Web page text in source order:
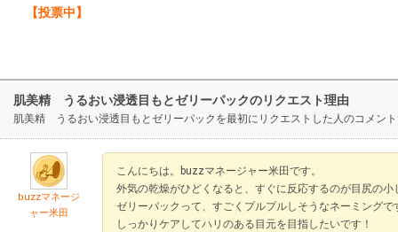
【投票中】
肌美精 うるおい浸透目もとゼリーパックのリクエスト理由
肌美精 うるおい浸透目もとゼリーパックを最初にリクエストした人のコメン
buzzマネージ
ャー米田
こんにちは。buzzマネージャー米田です。
外気の乾燥がひどくなると、すぐに反応するのが目尻の小
ゼリーパックって、すごくプルプルしそうなネーミングで
しっかりケアしてハリのある目元を目指したいです！